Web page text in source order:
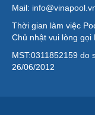
Mail:
Thời gian làm việc
Chủ nhật vui lòng gọi
MST:0311852159 do
26/06/2012